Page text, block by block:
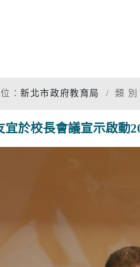
學習
所入口網
社福
脆弱
：新北市政府教育局 類 別
於校長會議宣示啟動